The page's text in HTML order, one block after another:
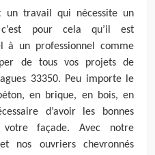
un travail qui nécessite un
pour cela qu’il est
à un professionnel comme
de tous vos projets de
33350. Peu importe le
en brique, en bois, en
d’avoir les bonnes
façade. Avec notre
nos ouvriers chevronnés